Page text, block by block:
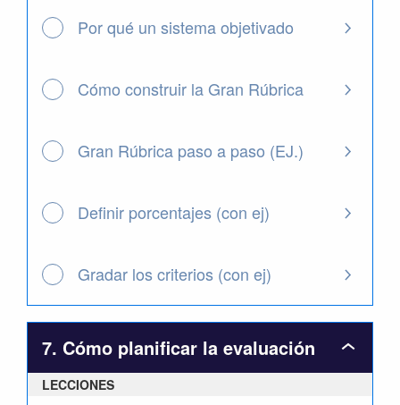
creada
Por qué un sistema objetivado
Cómo construir la Gran Rúbrica
Gran Rúbrica paso a paso (EJ.)
Definir porcentajes (con ej)
Gradar los criterios (con ej)
7. Cómo planificar la evaluación 7.
Cómo
LECCIONES